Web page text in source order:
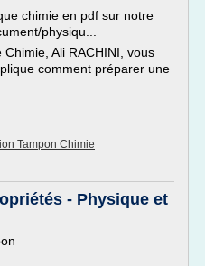
chimie en pdf sur notre
physiqu...
Ali RACHINI, vous
comment préparer une
Tampon Chimie
- Physique et